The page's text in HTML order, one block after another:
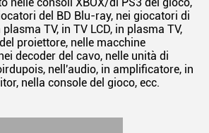
del BD Blu-ray, nei giocatori di
TV, in TV LCD, in plasma TV,
proiettore, nelle macchine
decoder del cavo, nelle unità di
nell'audio, in amplificatore, in
nella console del gioco, ecc.